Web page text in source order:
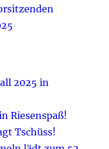
2025 in
Riesenspaß!
Tschüss!